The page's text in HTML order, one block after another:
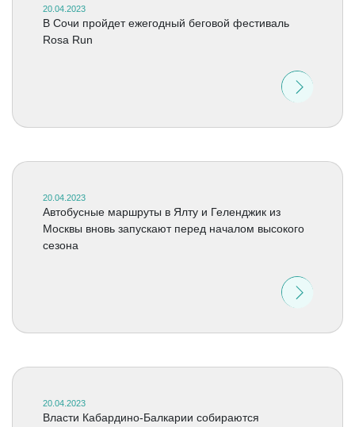
20.04.2023
В Сочи пройдет ежегодный беговой фестиваль
Rosa Run
20.04.2023
Автобусные маршруты в Ялту и Геленджик из
Москвы вновь запускают перед началом высокого
сезона
20.04.2023
Власти Кабардино-Балкарии собираются